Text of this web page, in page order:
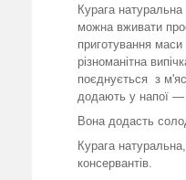
Курага
можна вживати
приготування
різноманітна
поєднується з
додають у напої —
Вона додасть
Курага
консервантів.